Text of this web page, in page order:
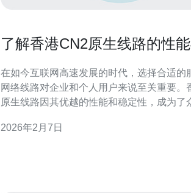
了解香港CN2原生线路的性
在如今互联网高速发展的时代，选择合适的
网络线路对企业和个人用户来说至关重要。
原生线路因其优越的性能和稳定性，成为了
并为您推荐合适的服务器和VPS服务。 首先，了解什
2026年2月7日